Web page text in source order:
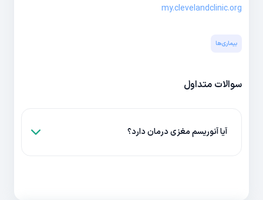
my.clevelandclinic.org
بیماری‌ها
سوالات متداول
آیا آنوریسم مغزی درمان دارد؟